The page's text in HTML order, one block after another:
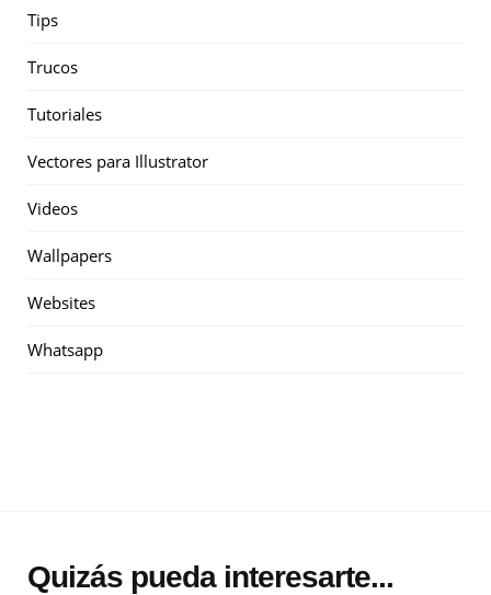
Tips
Trucos
Tutoriales
Vectores para Illustrator
Videos
Wallpapers
Websites
Whatsapp
Quizás pueda interesarte...